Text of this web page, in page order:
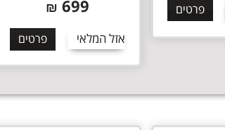
פרטים 699
₪
אזל המלאי פרטים